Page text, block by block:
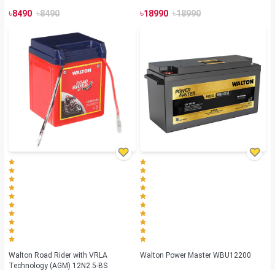
৳8490 ৳8490 ৳18990 ৳18990
Walton Road Rider with VRLA
Technology (AGM) 12N2.5-BS
Walton Power Master WBU12200